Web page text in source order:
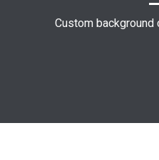
Custom